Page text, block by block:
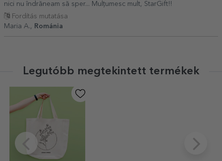
nici nu îndrăneam să sper... Mulțumesc mult, StarGift!!
Fordítás mutatása
Maria A.,
Románia
Legutóbb megtekintett termékek